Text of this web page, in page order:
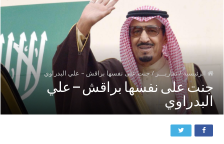
الرئيسية / تقاريـــر / جنت على نفسها براقش – علي البدراوي
جنت على نفسها براقش – علي
البدراوي